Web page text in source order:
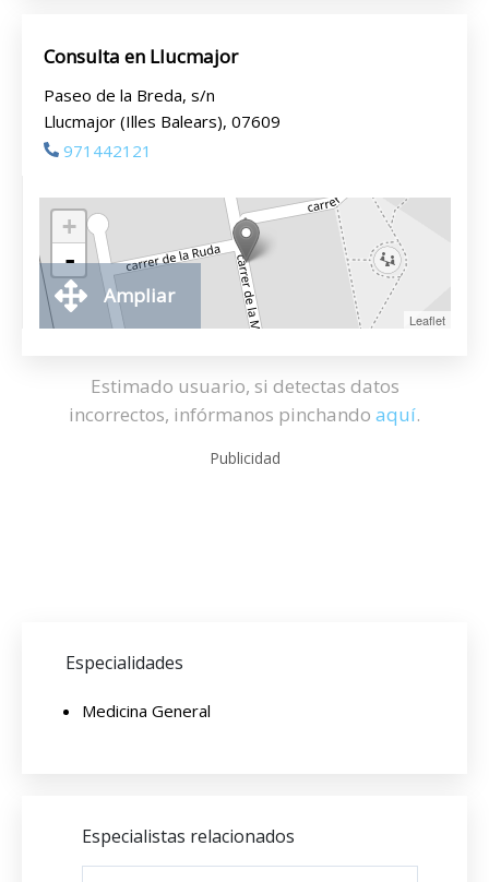
Consulta en Llucmajor
Paseo de la Breda, s/n
Llucmajor (Illes Balears), 07609
971442121
+
-
Leaflet
Ampliar
Estimado usuario, si detectas datos
incorrectos, infórmanos pinchando aquí.
Publicidad
Especialidades
Medicina General
Especialistas relacionados